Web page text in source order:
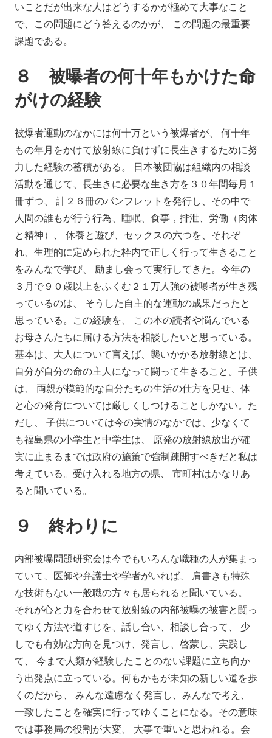
いことだが出来な人はどうするかが極めて大事なこと
で、この問題にどう答えるのかが、 この問題の最重要
課題である。
８ 被曝者の何十年もかけた命
がけの経験
被爆者運動のなかには何十万という被爆者が、 何十年
もの年月をかけて放射線に負けずに長生きするために努
力した経験の蓄積がある。 日本被団協は組織内の相談
活動を通じて、長生きに必要な生き方を３０年間毎月１
冊ずつ、 計２６冊のパンフレットを発行し、その中で
人間の誰もが行う行為、睡眠、食事，排泄、労働（肉体
と精神）、 休養と遊び、セックスの六つを、それぞ
れ、生理的に定められた枠内で正しく行って生きること
をみんなで学び、 励まし会って実行してきた。今年の
３月で９０歳以上をふくむ２１万人強の被曝者が生き残
っているのは、 そうした自主的な運動の成果だったと
思っている。この経験を、 この本の読者や悩んでいる
お母さんたちに届ける方法を相談したいと思っている。
基本は、大人について言えば、襲いかかる放射線とは、
自分が自分の命の主人になって闘って生きること。子供
は、 両親が模範的な自分たちの生活の仕方を見せ、体
と心の発育については厳しくしつけることしかない。た
だし、 子供については今の実情のなかでは、少なくて
も福島県の小学生と中学生は、 原発の放射線放出が確
実に止まるまでは政府の施策で強制疎開すべきだと私は
考えている。受け入れる地方の県、 市町村はかなりあ
ると聞いている。
９ 終わりに
内部被曝問題研究会は今でもいろんな職種の人が集まっ
ていて、医師や弁護士や学者がいれば、 肩書きも特殊
な技術もない一般職の方々も居られると聞いている。
それが心と力を合わせて放射線の内部被曝の被害と闘っ
てゆく方法や道すじを、話し合い、相談し合って、 少
しでも有効な方向を見つけ、発言し、啓蒙し、実践し
て、 今まで人類が経験したことのない課題に立ち向か
う出発点に立っている。何もかもが未知の新しい道を歩
くのだから、 みんな遠慮なく発言し、みんなで考え、
一致したことを確実に行ってゆくことになる。その意味
では事務局の役割が大変、 大事で重いと思われる。会